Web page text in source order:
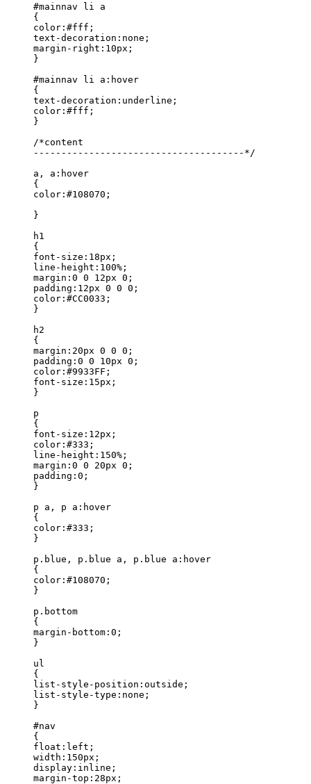
#mainnav li a
{
color:#fff;
text-decoration:none;
margin-right:10px;
}
#mainnav li a:hover
{
text-decoration:underline;
color:#fff;
}
/*content
--------------------------------------*/
a, a:hover
{
color:#108070;
}
h1
{
font-size:18px;
line-height:100%;
margin:0 0 12px 0;
padding:12px 0 0 0;
color:#CC0033;
}
h2
{
margin:20px 0 0 0;
padding:0 0 10px 0;
color:#9933FF;
font-size:15px;
}
p
{
font-size:12px;
color:#333;
line-height:150%;
margin:0 0 20px 0;
padding:0;
}
p a, p a:hover
{
color:#333;
}
p.blue, p.blue a, p.blue a:hover
{
color:#108070;
}
p.bottom
{
margin-bottom:0;
}
ul
{
list-style-position:outside;
list-style-type:none;
}
#nav
{
float:left;
width:150px;
display:inline;
margin-top:28px;